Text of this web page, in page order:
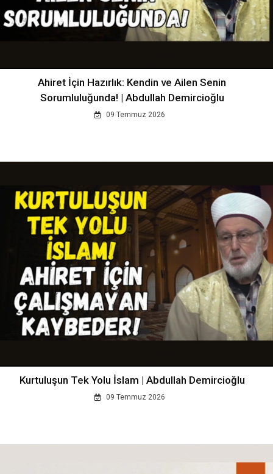
Ahiret İçin Hazırlık: Kendin ve Ailen Senin
Sorumluluğunda! | Abdullah Demircioğlu
09 Temmuz 2026
Kurtuluşun Tek Yolu İslam | Abdullah Demircioğlu
09 Temmuz 2026